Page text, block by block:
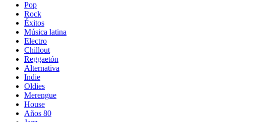
Pop
Rock
Éxitos
Música latina
Electro
Chillout
Reggaetón
Alternativa
Indie
Oldies
Merengue
House
Años 80